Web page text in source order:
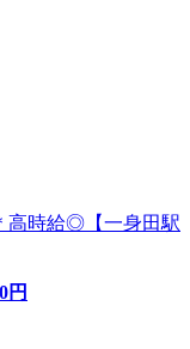
高時給◎【一身田駅
円